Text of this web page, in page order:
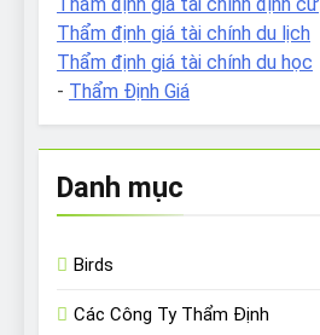
Thẩm định giá tài chính du lịch
Thẩm định giá tài chính du học
- Thẩm Định Giá
Danh mục
Birds
Các Công Ty Thẩm Định